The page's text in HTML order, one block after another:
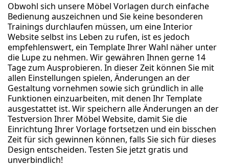
Obwohl sich unsere Möbel Vorlagen durch einfache
Bedienung auszeichnen und Sie keine besonderen
Trainings durchlaufen müssen, um eine Interior
Website selbst ins Leben zu rufen, ist es jedoch
empfehlenswert, ein Template Ihrer Wahl näher unter
die Lupe zu nehmen. Wir gewähren Ihnen gerne 14
Tage zum Ausprobieren. In dieser Zeit können Sie mit
allen Einstellungen spielen, Änderungen an der
Gestaltung vornehmen sowie sich gründlich in alle
Funktionen einzuarbeiten, mit denen Ihr Template
ausgestattet ist. Wir speichern alle Änderungen an der
Testversion Ihrer Möbel Website, damit Sie die
Einrichtung Ihrer Vorlage fortsetzen und ein bisschen
Zeit für sich gewinnen können, falls Sie sich für dieses
Design entscheiden. Testen Sie jetzt gratis und
unverbindlich!